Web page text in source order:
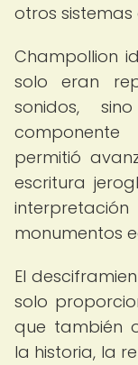
otros sistemas
Champollion
solo eran
sonidos,
permitió
escritura
monumentos
El
solo
que también
la historia, la